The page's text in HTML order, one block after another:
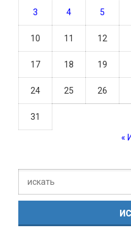
3 4 5
10 11 12
17 18 19
24 25 26
31
«